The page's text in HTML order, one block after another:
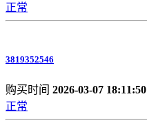
正常
3819352546
购买时间 2026-03-07 18:11:50
正常